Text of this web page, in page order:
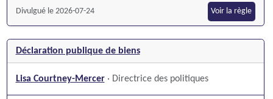
Divulgué le 2026-07-24 Voir la règle
Déclaration publique de biens
Lisa Courtney-Mercer · Directrice des politiques